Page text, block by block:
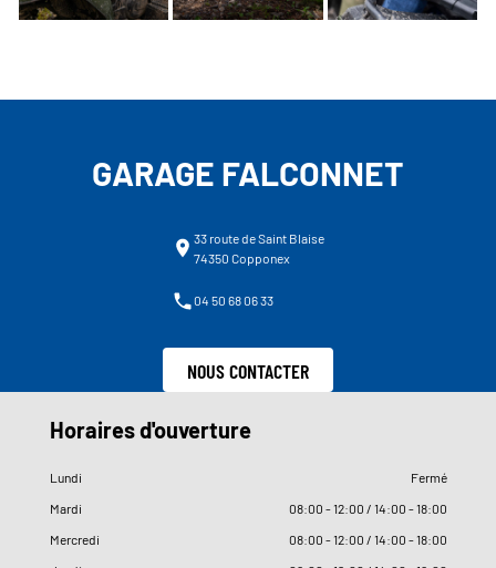
GARAGE FALCONNET
33 route de Saint Blaise
74350 Copponex
04 50 68 06 33
NOUS CONTACTER
Horaires d'ouverture
Lundi
Fermé
Mardi
08:00 - 12:00 / 14:00 - 18:00
Mercredi
08:00 - 12:00 / 14:00 - 18:00